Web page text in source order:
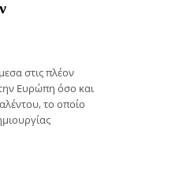
στις πλέον
Ευρώπη όσο και
το οποίο